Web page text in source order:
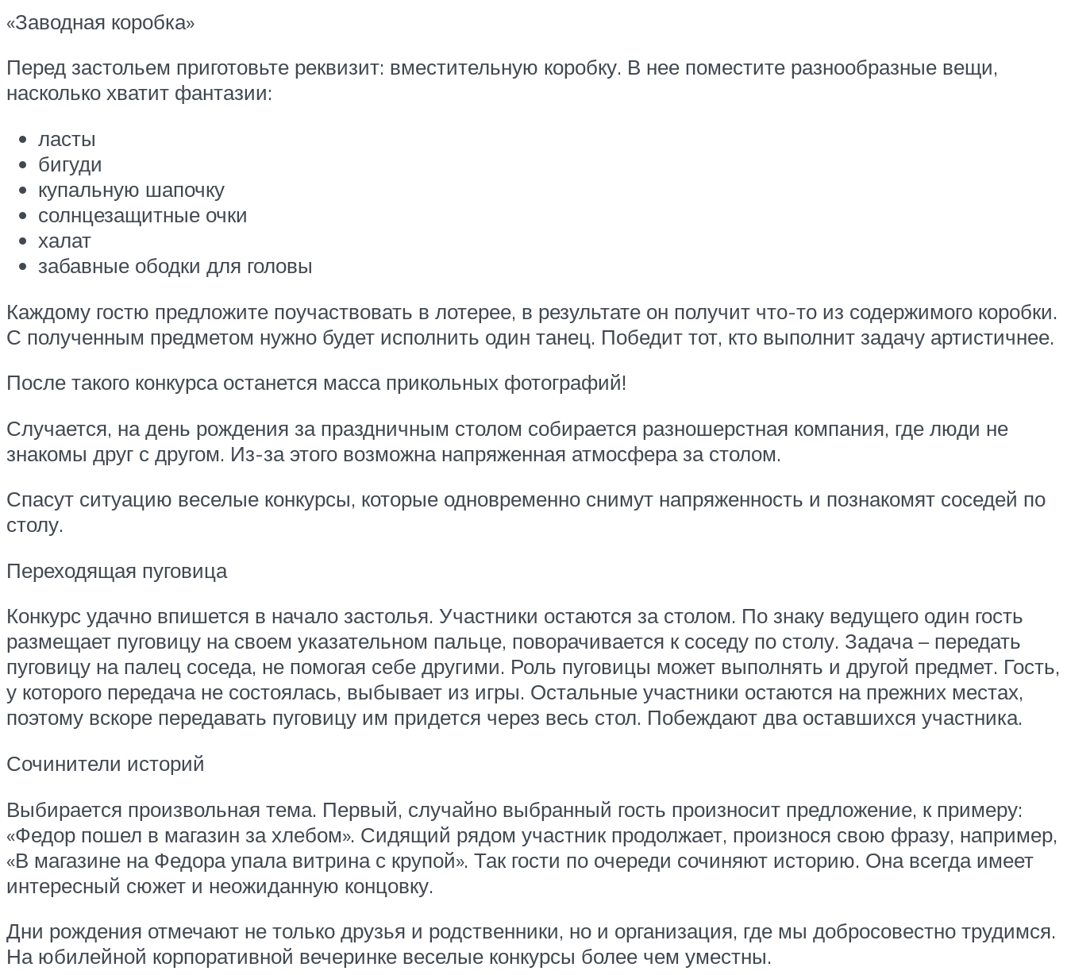
«Заводная коробка»
Перед застольем приготовьте реквизит: вместительную коробку. В нее поместите разнообразные вещи,
насколько хватит фантазии:
ласты
бигуди
купальную шапочку
солнцезащитные очки
халат
забавные ободки для головы
Каждому гостю предложите поучаствовать в лотерее, в результате он получит что-то из содержимого коробки.
С полученным предметом нужно будет исполнить один танец. Победит тот, кто выполнит задачу артистичнее.
После такого конкурса останется масса прикольных фотографий!
Случается, на день рождения за праздничным столом собирается разношерстная компания, где люди не
знакомы друг с другом. Из-за этого возможна напряженная атмосфера за столом.
Спасут ситуацию веселые конкурсы, которые одновременно снимут напряженность и познакомят соседей по
столу.
Переходящая пуговица
Конкурс удачно впишется в начало застолья. Участники остаются за столом. По знаку ведущего один гость
размещает пуговицу на своем указательном пальце, поворачивается к соседу по столу. Задача – передать
пуговицу на палец соседа, не помогая себе другими. Роль пуговицы может выполнять и другой предмет. Гость,
у которого передача не состоялась, выбывает из игры. Остальные участники остаются на прежних местах,
поэтому вскоре передавать пуговицу им придется через весь стол. Побеждают два оставшихся участника.
Сочинители историй
Выбирается произвольная тема. Первый, случайно выбранный гость произносит предложение, к примеру:
«Федор пошел в магазин за хлебом». Сидящий рядом участник продолжает, произнося свою фразу, например,
«В магазине на Федора упала витрина с крупой». Так гости по очереди сочиняют историю. Она всегда имеет
интересный сюжет и неожиданную концовку.
Дни рождения отмечают не только друзья и родственники, но и организация, где мы добросовестно трудимся.
На юбилейной корпоративной вечеринке веселые конкурсы более чем уместны.